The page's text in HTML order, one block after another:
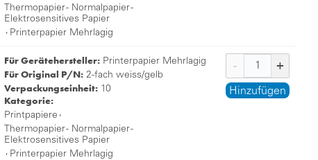
Thermopapier - Normalpapier -
Elektrosensitives Papier
, Printerpapier Mehrlagig
Für Gerätehersteller: Printerpapier Mehrlagig
Für Original P/N: 2-fach weiss/gelb
Verpackungseinheit: 10
Kategorie:
Printpapiere ,
Thermopapier - Normalpapier -
Elektrosensitives Papier
, Printerpapier Mehrlagig
Hinzufügen